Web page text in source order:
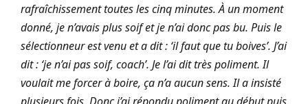
rafraîchissement toutes les cinq minutes. À un moment
donné, je n’avais plus soif et je n’ai donc pas bu. Puis le
sélectionneur est venu et a dit : ‘il faut que tu boives’. J’ai
dit : ‘je n’ai pas soif, coach’. Je l’ai dit très poliment. Il
voulait me forcer à boire, ça n’a aucun sens. Il a insisté